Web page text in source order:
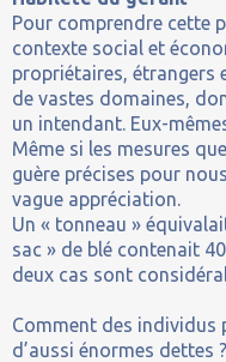
Pour comprendre cette
contexte social et
propriétaires, étrangers
de vastes domaines,
un intendant. Eux-
Même si les mesures
guère précises pour
vague appréciation.
Un « tonneau »
sac » de blé contenait
deux cas sont
Comment des
d’aussi énormes dettes